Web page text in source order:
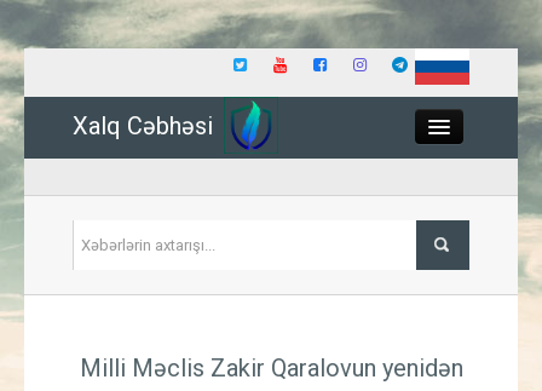
Xalq Cəbhəsi
İqtisadiyyat
Milli Məclis Zakir Qaralovun yenidən